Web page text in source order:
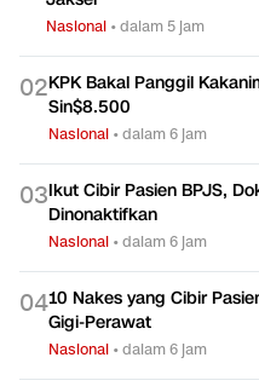
Nasional •dalam 5 jam
02KPK Bakal Panggil
Sin$8.500
Nasional •dalam 6 jam
03Ikut Cibir Pasien BPJS,
Dinonaktifkan
Nasional •dalam 6 jam
0410 Nakes yang Cibir
Gigi-Perawat
Nasional •dalam 6 jam